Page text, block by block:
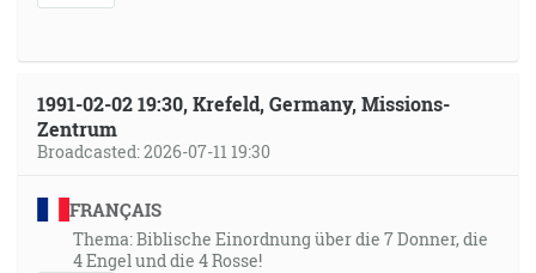
1991-02-02 19:30, Krefeld, Germany, Missions-
Zentrum
Broadcasted: 2026-07-11 19:30
FRANÇAIS
Thema: Biblische Einordnung über die 7 Donner, die
4 Engel und die 4 Rosse!